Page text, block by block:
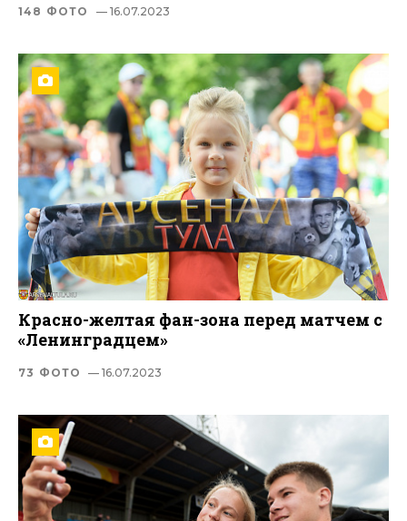
148 ФОТО — 16.07.2023
Красно-желтая фан-зона перед матчем с
«Ленинградцем»
73 ФОТО — 16.07.2023